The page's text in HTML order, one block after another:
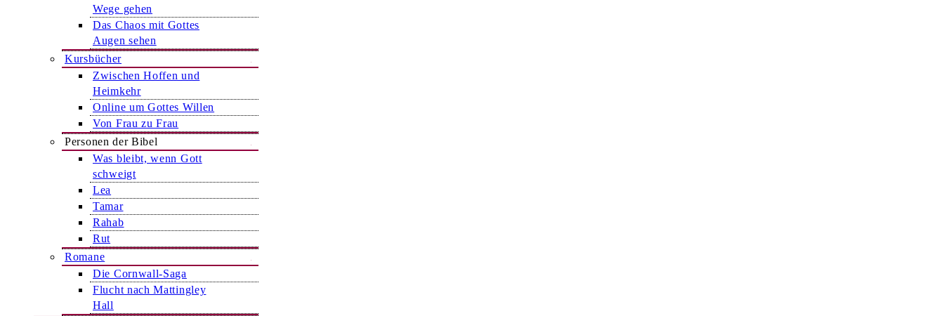
Wege gehen
Das Chaos mit Gottes
Augen sehen
Kursbücher
Zwischen Hoffen und
Heimkehr
Online um Gottes Willen
Von Frau zu Frau
Personen der Bibel
Was bleibt, wenn Gott
schweigt
Lea
Tamar
Rahab
Rut
Romane
Die Cornwall-Saga
Flucht nach Mattingley
Hall